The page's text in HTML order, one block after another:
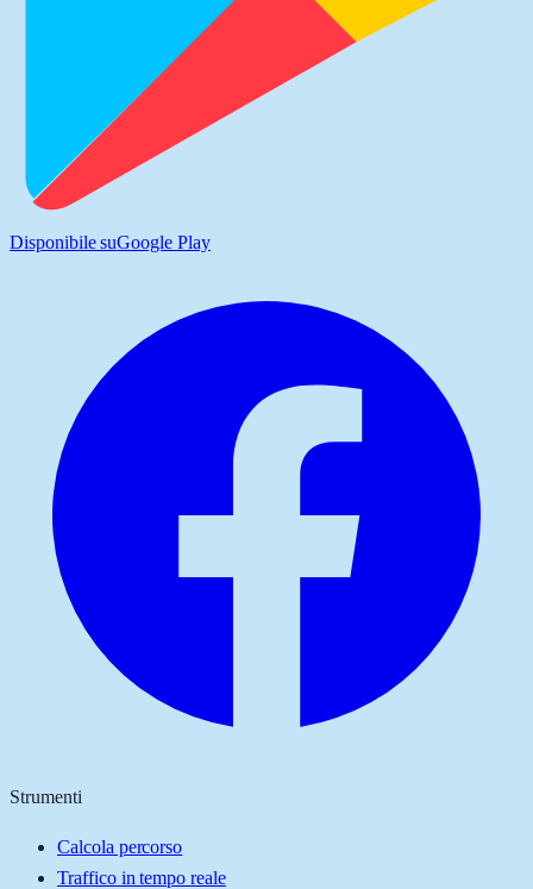
Disponibile suGoogle Play
Strumenti
Calcola percorso
Traffico in tempo reale